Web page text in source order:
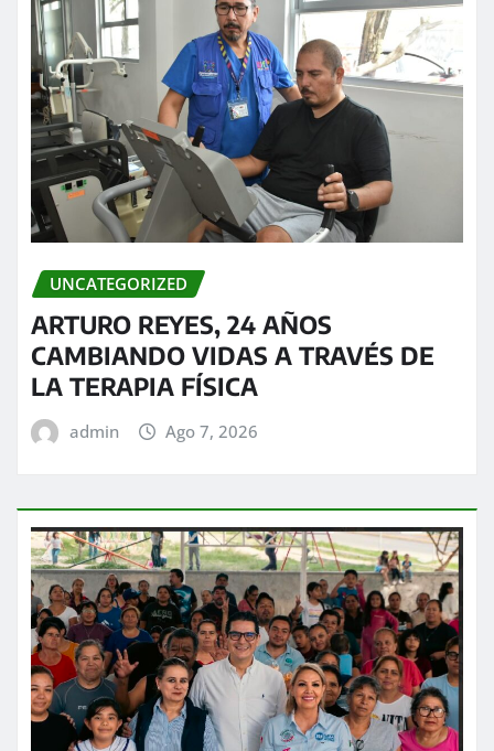
UNCATEGORIZED
ARTURO REYES, 24 AÑOS
CAMBIANDO VIDAS A TRAVÉS DE
LA TERAPIA FÍSICA
admin Ago 7, 2026